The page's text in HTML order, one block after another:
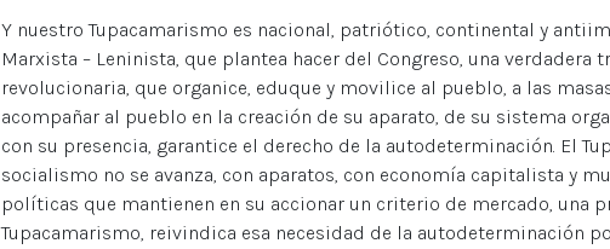
Y nuestro Tupacamarismo es nacional, patriótico, continental y
Marxista – Leninista, que plantea hacer del Congreso, una verdadera
revolucionaria, que organice, eduque y movilice al pueblo, a las
acompañar al pueblo en la creación de su aparato, de su sistema
con su presencia, garantice el derecho de la autodeterminación. El
socialismo no se avanza, con aparatos, con economía capitalista y
políticas que mantienen en su accionar un criterio de mercado, una
Tupacamarismo, reivindica esa necesidad de la autodeterminación